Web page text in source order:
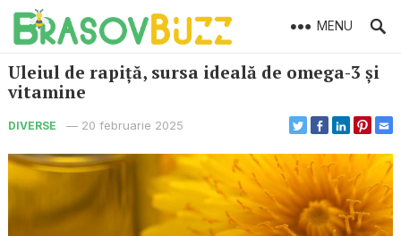
MENU
Uleiul de rapiță, sursa ideală de omega-3 și
vitamine
DIVERSE — 20 februarie 2025